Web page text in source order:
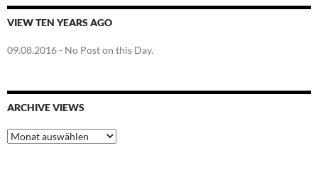
VIEW TEN YEARS AGO
09.08.2016- No Post on this Day.
ARCHIVE VIEWS
Archive
Views